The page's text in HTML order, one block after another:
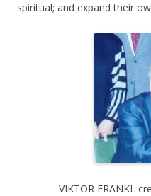
spiritual; and expand their
VIKTOR FRANKL